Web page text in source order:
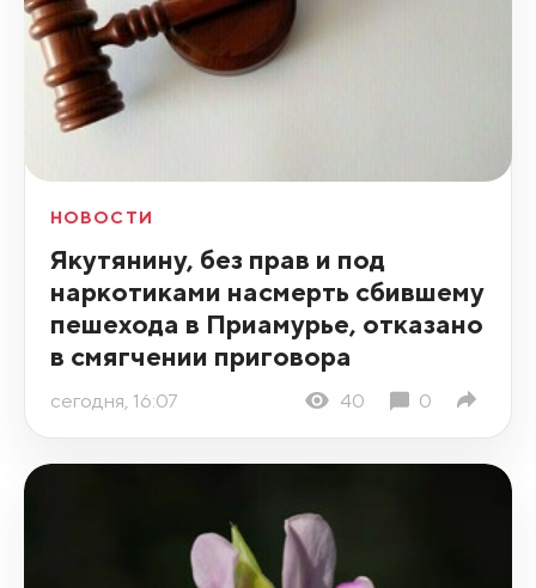
НОВОСТИ
Якутянину, без прав и под
наркотиками насмерть сбившему
пешехода в Приамурье, отказано
в смягчении приговора
сегодня, 16:07 40 0